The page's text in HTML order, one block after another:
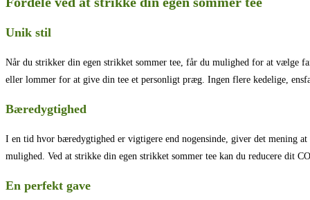
Unik stil
Når du strikker din egen strikket sommer tee, får du mulighed for at vælge
eller lommer for at give din tee et personligt præg. Ingen flere kedelige,
Bæredygtighed
I en tid hvor bæredygtighed er vigtigere end nogensinde, giver det mening
mulighed. Ved at strikke din egen strikket sommer tee kan du reducere dit
En perfekt gave